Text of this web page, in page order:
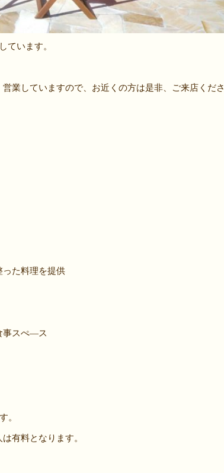
ています。
業していますので、お近くの方は是非、ご来店くださ
った料理を提供
事スぺ―ス
。
有料となります。